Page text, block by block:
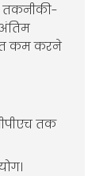
तकनीकी-
कम करने
तक